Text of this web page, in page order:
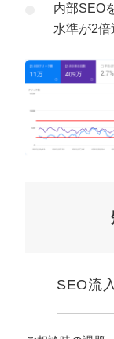
内部SEO
水準が2
SEO流